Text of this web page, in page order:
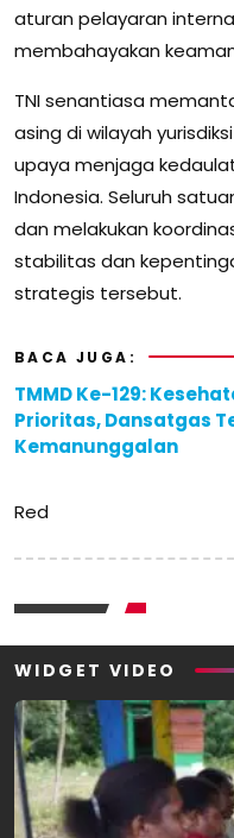
aturan pelayaran
membahayakan
TNI senantiasa
asing di wilayah
upaya menjaga
Indonesia. Seluruh
dan melakukan
stabilitas dan
strategis tersebut.
BACA JUGA:
TMMD Ke-129:
Prioritas, Dansatgas
Kemanunggalan
Red
WIDGET VIDEO